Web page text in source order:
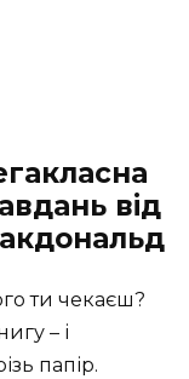
від
ти чекаєш?
– і
папір.